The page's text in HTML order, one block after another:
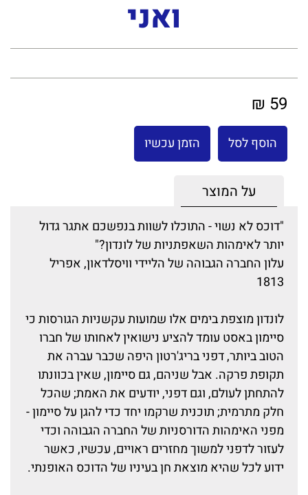
ואני
59 ₪
הוסף לסל הזמן עכשיו
על המוצר
"דוכס לא נשוי - התוכלו לשוות בנפשכם אתגר גדול
יותר לאימהות השאפתניות של לונדון?"
עלון החברה הגבוהה של הליידי וויסלדאון, אפריל
1813
לונדון מוצפת בימים אלו שמועות עקשניות הגורסות כי
סיימון באסט עומד להציע נישואין לאחותו של חברו
הטוב ביותר, דפני בריג'רטון היפה שכבר עברה את
תקופת פרקה. אבל שניהם, גם סיימון, שאין בכוונתו
להתחתן לעולם, וגם דפני, יודעים את האמת; שהכל
חלק מתרמית; תוכנית שרקמו יחד כדי להגן על סיימון -
מפני האימהות הדורסניות של החברה הגבוהה וכדי
לעזור לדפני למשוך מחזרים ראויים, עכשיו, כאשר
ידוע לכל שהיא מוצאת חן בעיניו של הדוכס האופנתי.